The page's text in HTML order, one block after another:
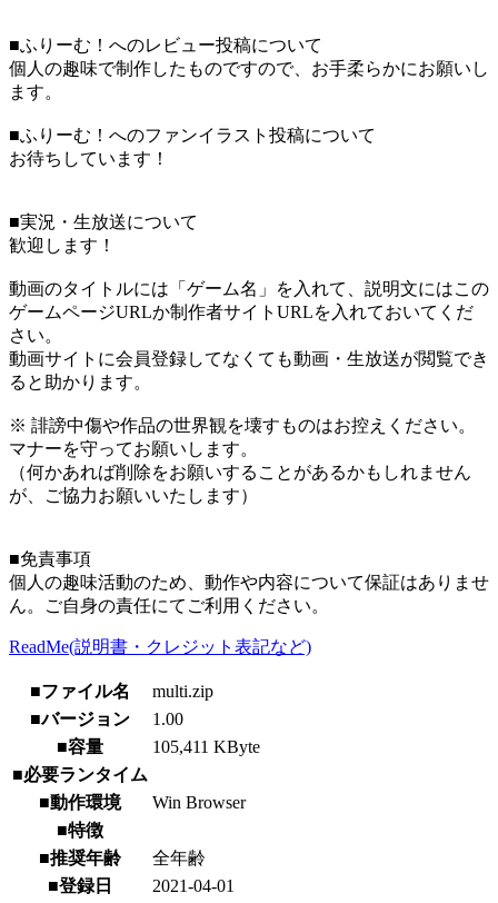
■ふりーむ！へのレビュー投稿について
個人の趣味で制作したものですので、お手柔らかにお願いし
ます。
■ふりーむ！へのファンイラスト投稿について
お待ちしています！
■実況・生放送について
歓迎します！
動画のタイトルには「ゲーム名」を入れて、説明文にはこの
ゲームページURLか制作者サイトURLを入れておいてくだ
さい。
動画サイトに会員登録してなくても動画・生放送が閲覧でき
ると助かります。
※ 誹謗中傷や作品の世界観を壊すものはお控えください。
マナーを守ってお願いします。
（何かあれば削除をお願いすることがあるかもしれません
が、ご協力お願いいたします）
■免責事項
個人の趣味活動のため、動作や内容について保証はありませ
ん。ご自身の責任にてご利用ください。
ReadMe(説明書・クレジット表記など)
■ファイル名
multi.zip
■バージョン
1.00
■容量
105,411 KByte
■必要ランタイム
■動作環境
Win Browser
■特徴
■推奨年齢
全年齢
■登録日
2021-04-01